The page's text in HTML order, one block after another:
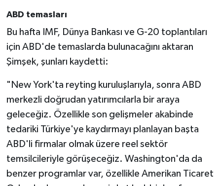
ABD temasları
Bu hafta IMF, Dünya Bankası ve G-20 toplantıları
için ABD'de temaslarda bulunacağını aktaran
Şimşek, şunları kaydetti:
"New York'ta reyting kuruluşlarıyla, sonra ABD
merkezli doğrudan yatırımcılarla bir araya
geleceğiz. Özellikle son gelişmeler akabinde
tedariki Türkiye'ye kaydırmayı planlayan başta
ABD'li firmalar olmak üzere reel sektör
temsilcileriyle görüşeceğiz. Washington'da da
benzer programlar var, özellikle Amerikan Ticaret